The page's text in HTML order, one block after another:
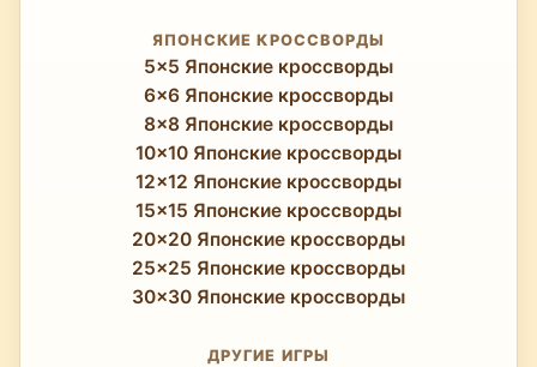
ЯПОНСКИЕ КРОССВОРДЫ
5x5 Японские кроссворды
6x6 Японские кроссворды
8x8 Японские кроссворды
10x10 Японские кроссворды
12x12 Японские кроссворды
15x15 Японские кроссворды
20x20 Японские кроссворды
25x25 Японские кроссворды
30x30 Японские кроссворды
ДРУГИЕ ИГРЫ